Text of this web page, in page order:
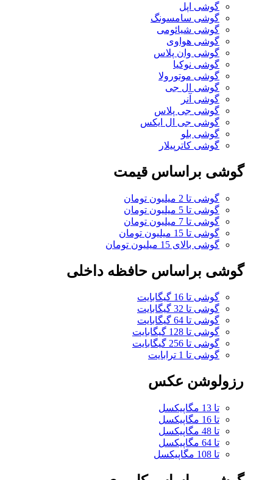
گوشی اپل
گوشی سامسونگ
گوشی شیائومی
گوشی هواوی
گوشی وان پلاس
گوشی نوکیا
گوشی موتورولا
گوشی ال جی
گوشی آنر
گوشی جی پلاس
گوشی جی ال ایکس
گوشی بلو
گوشی کاترپیلار
گوشی براساس قیمت
گوشی تا 2 میلیون تومان
گوشی تا 5 میلیون تومان
گوشی تا 7 میلیون تومان
گوشی تا 15 میلیون تومان
گوشی بالای 15 میلیون تومان
گوشی براساس حافظه داخلی
گوشی تا 16 گیگابایت
گوشی تا 32 گیگابایت
گوشی تا 64 گیگابایت
گوشی تا 128 گیگابایت
گوشی تا 256 گیگابایت
گوشی تا 1 ترابایت
رزولوشن عکس
تا 13 مگاپیکسل
تا 16 مگاپیکسل
تا 48 مگاپیکسل
تا 64 مگاپیکسل
تا 108 مگاپیکسل